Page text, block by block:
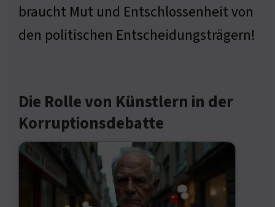
braucht Mut und Entschlossenheit von
den politischen Entscheidungsträgern!
Die Rolle von Künstlern in der
Korruptionsdebatte